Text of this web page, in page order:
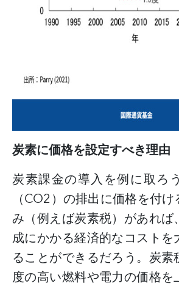
炭素に価格を設定すべき理由
炭素課金の導入を例に取ろ
（CO2）の排出に価格を付
み（例えば炭素税）があれば
成にかかる経済的なコスト
ることができるだろう。炭
度の高い燃料や電力の価格を